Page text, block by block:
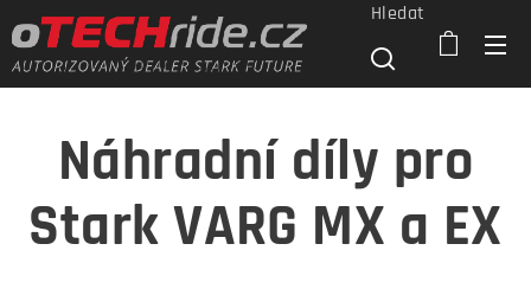
Hledat
Náhradní díly pro
Stark VARG MX a EX